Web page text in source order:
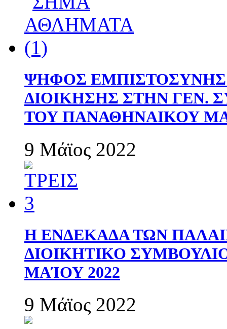
ΨΗΦΟΣ
ΔΙΟΙΚΗΣΗΣ ΣΤΗΝ ΓΕΝ.
ΤΟΥ ΠΑΝΑΘΗΝΑΙΚΟΥ
9 Μάϊος 2022
Η ΕΝΔΕΚΑΔΑ ΤΩΝ
ΔΙΟΙΚΗΤΙΚΟ
ΜΑΊΟΥ 2022
9 Μάϊος 2022